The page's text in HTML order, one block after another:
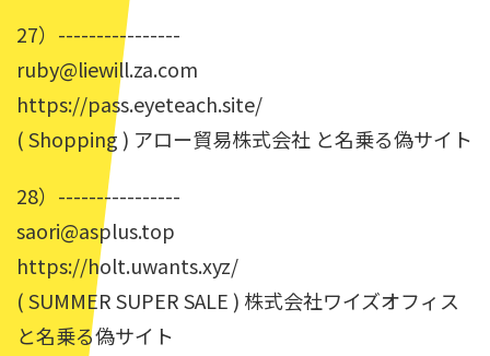
27）----------------
ruby@liewill.za.com
https://pass.eyeteach.site/
( Shopping ) アロー貿易株式会社 と名乗る偽サイト
28）----------------
saori@asplus.top
https://holt.uwants.xyz/
( SUMMER SUPER SALE ) 株式会社ワイズオフィス
と名乗る偽サイト